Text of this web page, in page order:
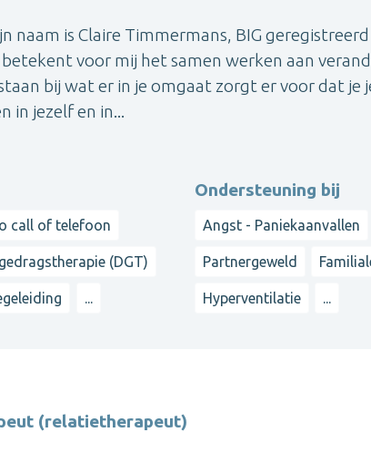
naam is Claire Timmermans, BIG
voor mij het samen werken aan
bij wat er in je omgaat zorgt er voor dat je
in jezelf en in...
call of telefoon
(DGT)
...
Ondersteuning bij
Angst - Paniekaanvallen
Partnergeweld
Hyperventilatie ...
(relatietherapeut)